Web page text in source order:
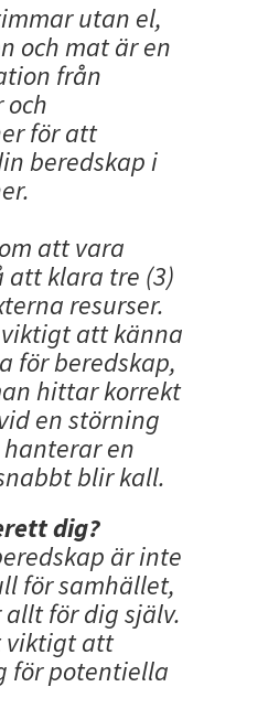
utan el,
och mat är en
från
för att
beredskap i
att vara
att klara tre (3)
resurser.
viktigt att känna
för beredskap,
hittar korrekt
en störning
en
blir kall.
dig?
är inte
för samhället,
för dig själv.
viktigt att
för potentiella